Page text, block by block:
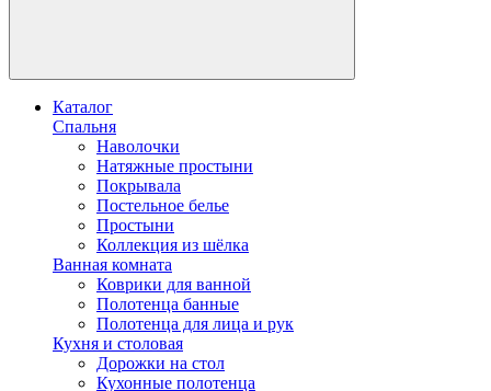
Каталог
Спальня
Наволочки
Натяжные простыни
Покрывала
Постельное белье
Простыни
Коллекция из шёлка
Ванная комната
Коврики для ванной
Полотенца банные
Полотенца для лица и рук
Кухня и столовая
Дорожки на стол
Кухонные полотенца